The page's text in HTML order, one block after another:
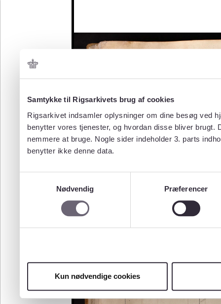
Samtykke til Rigsarkivets brug af cookies
Rigsarkivet indsamler oplysninger om dine besøg ved
benytter vores tjenester, og hvordan disse bliver
nemmere at bruge. Nogle sider indeholder 3. parts
benytter ikke denne data.
Nødvendig
Præferencer
Kun nødvendige cookies